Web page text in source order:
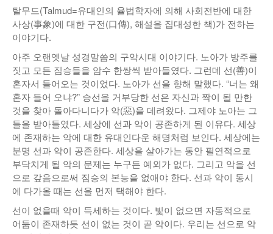
이명덕칼럼
김원동칼럼
100인선/독자광장
독자광장
인근여행지
놀이공원
낚시/비치
골프
인터뷰/탐방
탈무드(Talmud=유대인의 율법학자에 의해 사회전반에 대한
사상(事象)에 대한 구전(口傳), 해설을 집대성한 책)가 전하는
이야기다.
아주 오랜옛날 성경말씀의 구약시대 이야기다. 노아가 방주를
짓고 모든 짐승들을 암수 한쌍씩 받아들였다. 그런데 선(善)이
혼자서 들어오는 것이었다. 노아가 선을 향해 말했다. “너는 왜
혼자 들어 오냐?” 승선을 거부당한 선은 자신과 짝이 될 만한
것을 찾아 돌아다니다가 악(惡)을 데려왔다. 그제야 노아는 그
들을 받아들였다. 세상에 선과 악이 공존하게 된 이유다. 세상
에 존재하는 악에 대한 유대인다운 해명처럼 보인다. 세상에는
분명 선과 악이 공존한다. 세상을 살아가는 동안 필연적으로
부닥치게 될 악의 문제는 누구든 예외가 없다. 그리고 악을 선
으로 갚음으로써 짐승의 본능을 없애야 한다. 선과 악이 동시
에 다가올 때는 선을 먼저 택해야 한다.
선이 없을때 악이 득세하는 것이다. 빛이 없으면 자동적으로
어둠이 존재하듯 선이 없는 것이 곧 악이다. 우리는 선으로 악